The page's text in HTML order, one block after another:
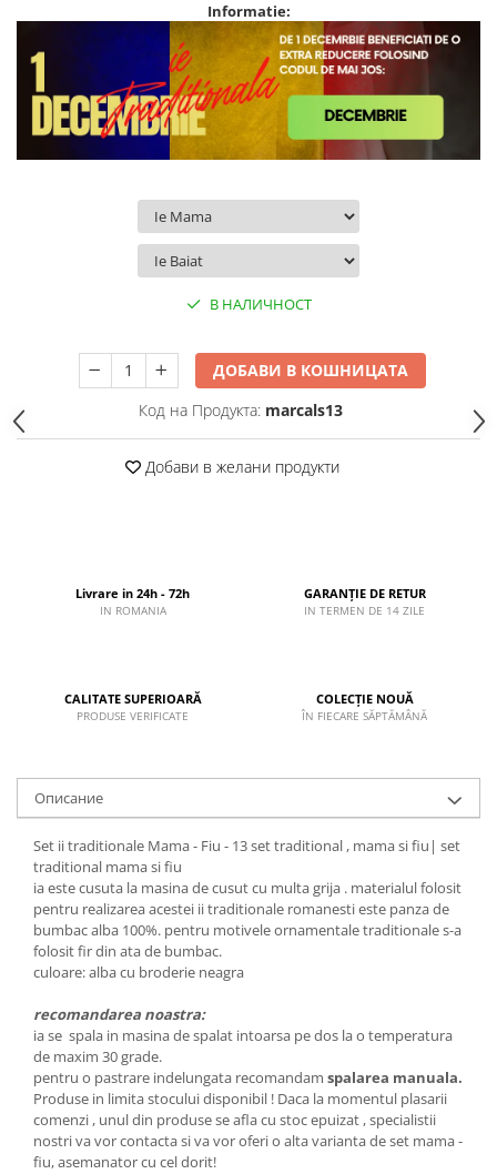
Informatie:
В НАЛИЧНОСТ
ДОБАВИ В КОШНИЦАТА
Код на Продукта: marcals13
Добави в желани продукти
Livrare in 24h - 72h
IN ROMANIA
GARANȚIE DE RETUR
IN TERMEN DE 14 ZILE
CALITATE SUPERIOARĂ
PRODUSE VERIFICATE
COLECȚIE NOUĂ
ÎN FIECARE SĂPTĂMÂNĂ
Описание
Set ii traditionale Mama - Fiu - 13 set traditional , mama si fiu| set
traditional mama si fiu
ia este cusuta la masina de cusut cu multa grija . materialul folosit
pentru realizarea acestei ii traditionale romanesti este panza de
bumbac alba 100%. pentru motivele ornamentale traditionale s-a
folosit fir din ata de bumbac.
culoare: alba cu broderie neagra
recomandarea noastra:
ia se spala in masina de spalat intoarsa pe dos la o temperatura
de maxim 30 grade.
pentru o pastrare indelungata recomandam spalarea manuala.
Produse in limita stocului disponibil ! Daca la momentul plasarii
comenzi , unul din produse se afla cu stoc epuizat , specialistii
nostri va vor contacta si va vor oferi o alta varianta de set mama -
fiu, asemanator cu cel dorit!